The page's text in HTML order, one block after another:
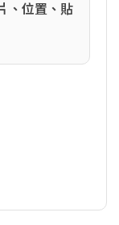
、位置、貼